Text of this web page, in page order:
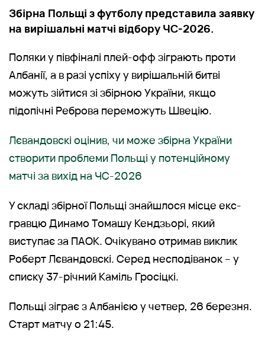
Збірна Польщі з футболу представила заявку
на вирішальні матчі відбору ЧС-2026.
Поляки у півфіналі плей-офф зіграють проти
Албанії, а в разі успіху у вирішальній битві
можуть зійтися зі збірною України, якщо
підопічні Реброва переможуть Швецію.
Лєвандовскі оцінив, чи може збірна України
створити проблеми Польщі у потенційному
матчі за вихід на ЧС-2026
У складі збірної Польщі знайшлося місце екс-
гравцю Динамо Томашу Кендзьорі, який
виступає за ПАОК. Очікувано отримав виклик
Роберт Лєвандовскі. Серед несподіванок – у
списку 37-річний Каміль Гросіцкі.
Польщі зіграє з Албанією у четвер, 26 березня.
Старт матчу о 21:45.